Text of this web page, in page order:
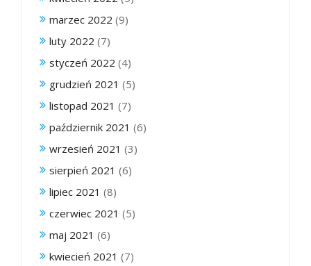
marzec 2022 (9)
luty 2022 (7)
styczeń 2022 (4)
grudzień 2021 (5)
listopad 2021 (7)
październik 2021 (6)
wrzesień 2021 (3)
sierpień 2021 (6)
lipiec 2021 (8)
czerwiec 2021 (5)
maj 2021 (6)
kwiecień 2021 (7)